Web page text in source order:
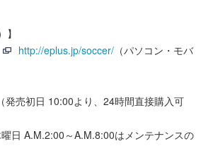
】
http://eplus.jp/soccer/ （パソコン・モバ
発売初日 10:00より、24時間直接購入可
日 A.M.2:00～A.M.8:00はメンテナンスの